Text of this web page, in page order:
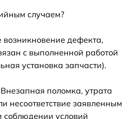
случаем?
возникновение дефекта,
с выполненной работой
установка запчасти).
поломка, утрата
несоответствие заявленным
соблюдении условий